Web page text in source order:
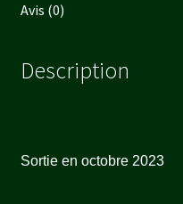
Avis (0)
Description
Sortie en octobre 2023